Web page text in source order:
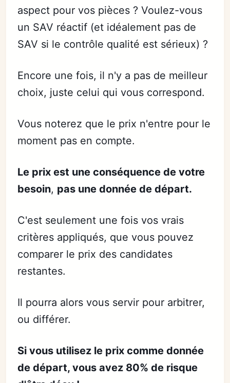
aspect pour vos pièces ? Voulez-vous
un SAV réactif (et idéalement pas de
SAV si le contrôle qualité est sérieux) ?
Encore une fois, il n'y a pas de meilleur
choix, juste celui qui vous correspond.
Vous noterez que le prix n'entre pour le
moment pas en compte.
Le prix est une conséquence de votre
besoin, pas une donnée de départ.
C'est seulement une fois vos vrais
critères appliqués, que vous pouvez
comparer le prix des candidates
restantes.
Il pourra alors vous servir pour arbitrer,
ou différer.
Si vous utilisez le prix comme donnée
de départ, vous avez 80% de risque